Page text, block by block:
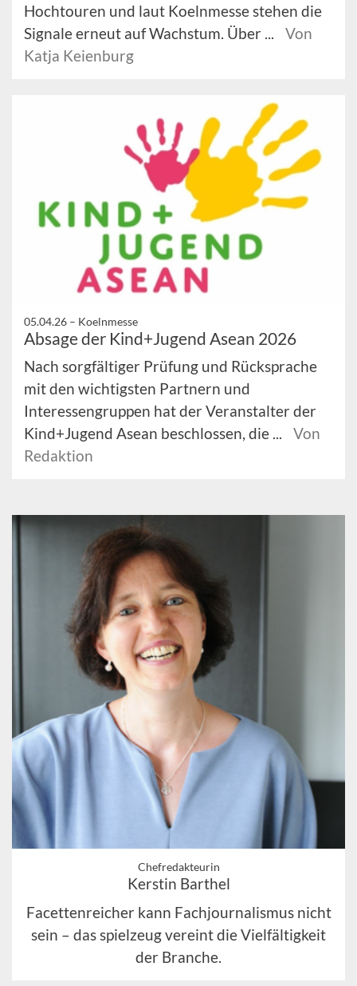
Hochtouren und laut Koelnmesse stehen die
Signale erneut auf Wachstum. Über ...
Von
Katja Keienburg
05.04.26 – Koelnmesse
Absage der Kind+Jugend Asean 2026
Nach sorgfältiger Prüfung und Rücksprache
mit den wichtigsten Partnern und
Interessengruppen hat der Veranstalter der
Kind+Jugend Asean beschlossen, die ...
Von
Redaktion
Chefredakteurin
Kerstin Barthel
Facettenreicher kann Fachjournalismus nicht
sein – das spielzeug vereint die Vielfältigkeit
der Branche.